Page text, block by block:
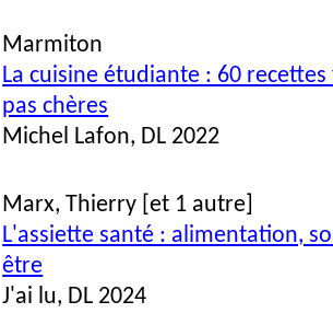
Marmiton
La cuisine étudiante : 60
pas chères
Michel Lafon, DL 2022
Marx, Thierry [et 1 autre]
L'assiette santé : alimentation,
être
J'ai lu, DL 2024